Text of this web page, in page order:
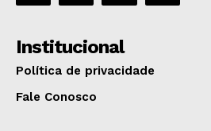
Institucional
Política de privacidade
Fale Conosco